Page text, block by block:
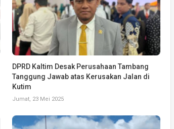
DPRD Kaltim Desak Perusahaan Tambang
Tanggung Jawab atas Kerusakan Jalan di
Kutim
Jumat, 23 Mei 2025